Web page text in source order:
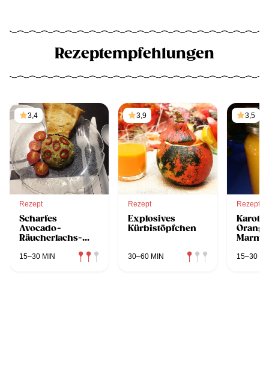
Rezeptempfehlungen
3,4
Rezept
Scharfes
Avocado-
Räucherlachs-
15–30 MIN
3,9
Rezept
Explosives
Kürbistöpfchen
30–60 MIN
3,5
Rezept
15–30